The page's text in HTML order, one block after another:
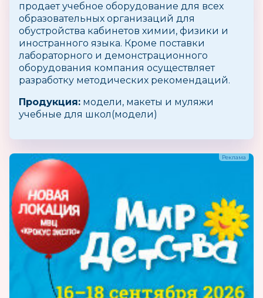
продает учебное оборудование для всех
образовательных организаций для
обустройства кабинетов химии, физики и
иностранного языка. Кроме поставки
лабораторного и демонстрационного
оборудования компания осуществляет
разработку методических рекомендаций.
Продукция: модели, макеты и муляжи
учебные для школ(модели)